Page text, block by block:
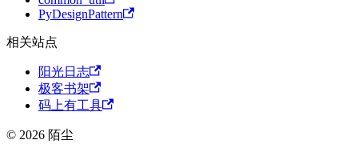
PyDesignPattern
相关站点
阳光日志
极客书架
码上有工具
© 2026 陌尘